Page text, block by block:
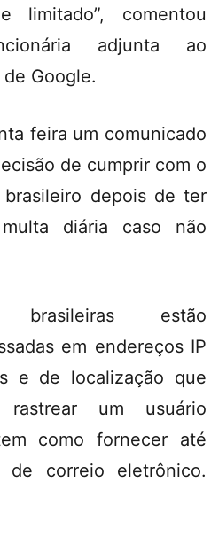
limitado”, comentou
adjunta ao
Google.
feira um comunicado
de cumprir com o
depois de ter
diária caso não
estão
em endereços IP
e de localização que
um usuário
como fornecer até
de correio eletrônico.